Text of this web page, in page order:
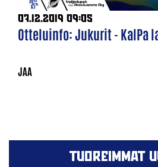
Otteluinfo: Jukurit - KalPa
07.12.2019 09:05
TUOREIMMAT